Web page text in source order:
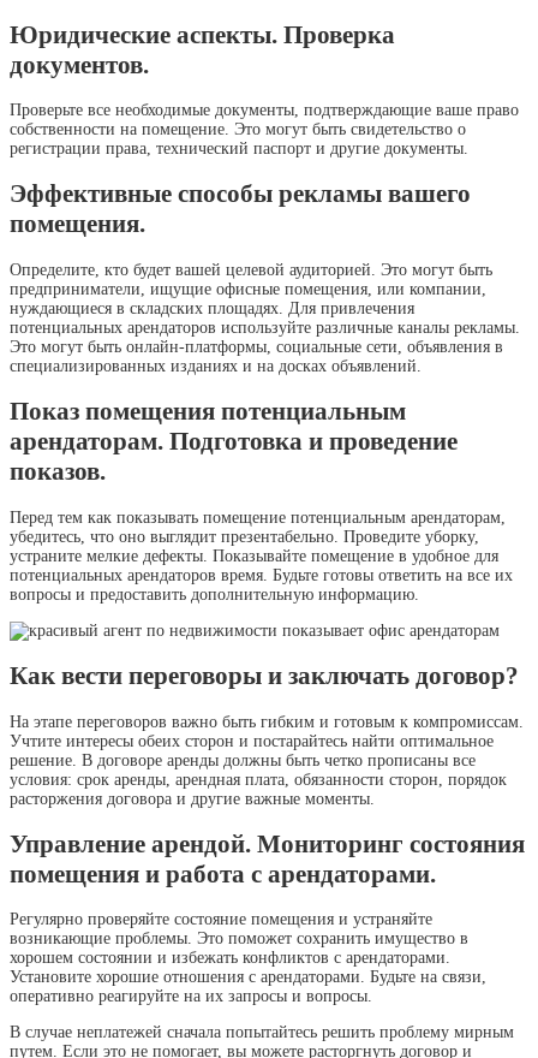
Юридические аспекты. Проверка
документов.
Проверьте все необходимые документы, подтверждающие ваше право
собственности на помещение. Это могут быть свидетельство о
регистрации права, технический паспорт и другие документы.
Эффективные способы рекламы вашего
помещения.
Определите, кто будет вашей целевой аудиторией. Это могут быть
предприниматели, ищущие офисные помещения, или компании,
нуждающиеся в складских площадях. Для привлечения
потенциальных арендаторов используйте различные каналы рекламы.
Это могут быть онлайн-платформы, социальные сети, объявления в
специализированных изданиях и на досках объявлений.
Показ помещения потенциальным
арендаторам. Подготовка и проведение
показов.
Перед тем как показывать помещение потенциальным арендаторам,
убедитесь, что оно выглядит презентабельно. Проведите уборку,
устраните мелкие дефекты. Показывайте помещение в удобное для
потенциальных арендаторов время. Будьте готовы ответить на все их
вопросы и предоставить дополнительную информацию.
Как вести переговоры и заключать договор?
На этапе переговоров важно быть гибким и готовым к компромиссам.
Учтите интересы обеих сторон и постарайтесь найти оптимальное
решение. В договоре аренды должны быть четко прописаны все
условия: срок аренды, арендная плата, обязанности сторон, порядок
расторжения договора и другие важные моменты.
Управление арендой. Мониторинг состояния
помещения и работа с арендаторами.
Регулярно проверяйте состояние помещения и устраняйте
возникающие проблемы. Это поможет сохранить имущество в
хорошем состоянии и избежать конфликтов с арендаторами.
Установите хорошие отношения с арендаторами. Будьте на связи,
оперативно реагируйте на их запросы и вопросы.
В случае неплатежей сначала попытайтесь решить проблему мирным
путем. Если это не помогает, вы можете расторгнуть договор и